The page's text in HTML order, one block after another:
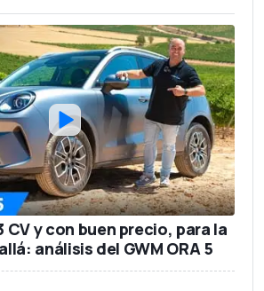
CV y con buen precio, para la
análisis del GWM ORA 5